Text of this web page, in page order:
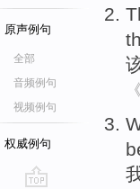
原声例句
全部
音频例句
视频例句
权威例句